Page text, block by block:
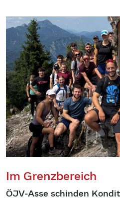
Im Grenzbereich
ÖJV-Asse schinden